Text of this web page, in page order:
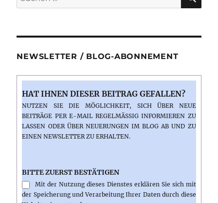
Websites
nach:
NEWSLETTER / BLOG-ABONNEMENT
HAT IHNEN DIESER BEITRAG GEFALLEN?
NUTZEN SIE DIE MÖGLICHKEIT, SICH ÜBER NEUE
BEITRÄGE PER E-MAIL REGELMÄSSIG INFORMIEREN ZU L
ASSEN ODER ÜBER NEUERUNGEN IM BLOG AB UND ZU E
INEN NEWSLETTER ZU ERHALTEN.
BITTE ZUERST BESTÄTIGEN
Mit der Nutzung dieses Dienstes erklären Sie sich mit
der Speicherung und Verarbeitung Ihrer Daten durch diese